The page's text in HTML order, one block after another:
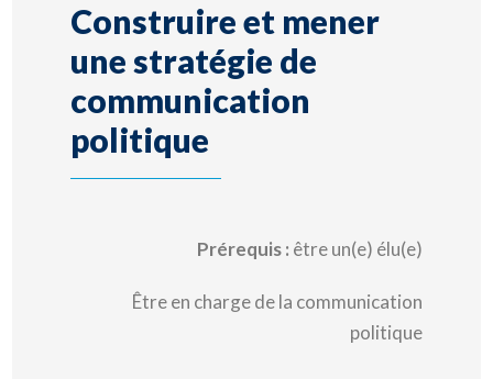
Construire et mener
une stratégie de
communication
politique
Prérequis : être un(e) élu(e)
Être en charge de la communication
politique